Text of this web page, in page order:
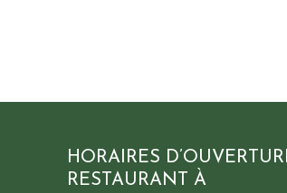
HORAIRES
RESTAURANT À